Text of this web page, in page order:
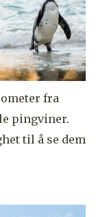
fra
pingviner.
til å se dem